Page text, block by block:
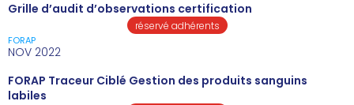
Grille d’audit d’observations certification
réservé adhérents
FORAP
NOV 2022
FORAP Traceur Ciblé Gestion des produits sanguins
labiles